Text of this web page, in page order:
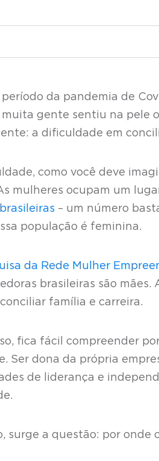
da pandemia de
muita gente sentiu na pele
a dificuldade em
como você deve
mulheres ocupam um
– um número
população é feminina.
da Rede Mulher
brasileiras são
família e carreira.
fica fácil compreender
Ser dona da própria
de liderança e
surge a questão: por onde